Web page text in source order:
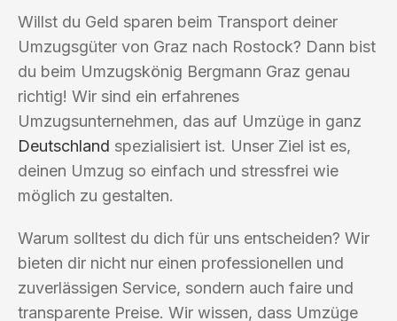
Willst du Geld sparen beim Transport deiner
Umzugsgüter von Graz nach Rostock? Dann bist
du beim Umzugskönig Bergmann Graz genau
richtig! Wir sind ein erfahrenes
Umzugsunternehmen, das auf Umzüge in ganz
Deutschland spezialisiert ist. Unser Ziel ist es,
deinen Umzug so einfach und stressfrei wie
möglich zu gestalten.
Warum solltest du dich für uns entscheiden? Wir
bieten dir nicht nur einen professionellen und
zuverlässigen Service, sondern auch faire und
transparente Preise. Wir wissen, dass Umzüge